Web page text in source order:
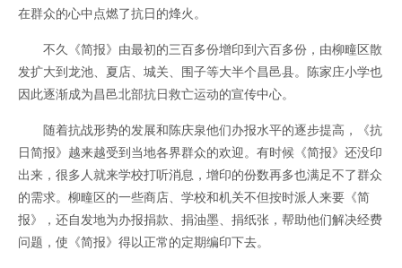
在群众的心中点燃了抗日的烽火。
不久《简报》由最初的三百多份增印到六百多份，由柳疃区散
发扩大到龙池、夏店、城关、围子等大半个昌邑县。陈家庄小学也
因此逐渐成为昌邑北部抗日救亡运动的宣传中心。
随着抗战形势的发展和陈庆泉他们办报水平的逐步提高，《抗
日简报》越来越受到当地各界群众的欢迎。有时候《简报》还没印
出来，很多人就来学校打听消息，增印的份数再多也满足不了群众
的需求。柳疃区的一些商店、学校和机关不但按时派人来要《简
报》，还自发地为办报捐款、捐油墨、捐纸张，帮助他们解决经费
问题，使《简报》得以正常的定期编印下去。